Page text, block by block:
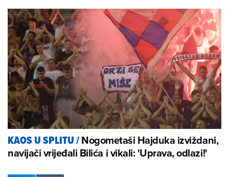
KAOS U SPLITU/Nogometaši Hajduka izviždani,
navijači vrijeđali Bilića i vikali: 'Uprava, odlazi!'